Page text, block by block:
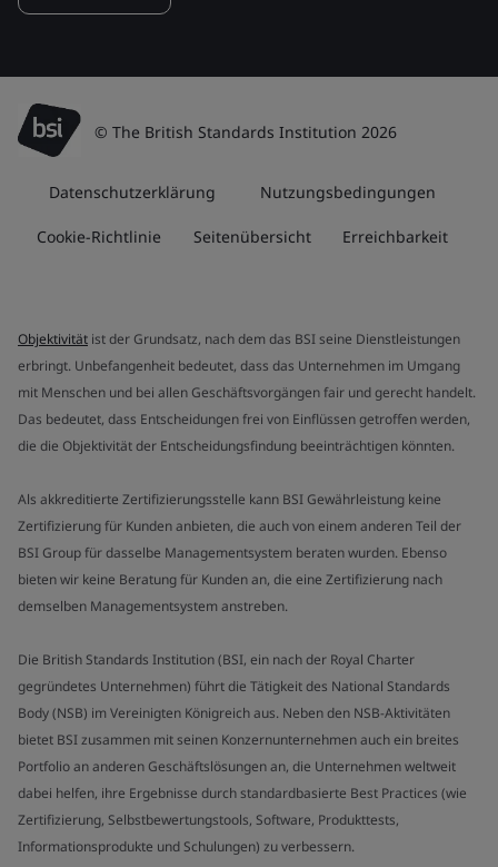
© The British Standards Institution 2026
Datenschutzerklärung Nutzungsbedingungen
Cookie-Richtlinie Seitenübersicht Erreichbarkeit
Objektivität ist der Grundsatz, nach dem das BSI seine Dienstleistungen
erbringt. Unbefangenheit bedeutet, dass das Unternehmen im Umgang
mit Menschen und bei allen Geschäftsvorgängen fair und gerecht handelt.
Das bedeutet, dass Entscheidungen frei von Einflüssen getroffen werden,
die die Objektivität der Entscheidungsfindung beeinträchtigen könnten.
Als akkreditierte Zertifizierungsstelle kann BSI Gewährleistung keine
Zertifizierung für Kunden anbieten, die auch von einem anderen Teil der
BSI Group für dasselbe Managementsystem beraten wurden. Ebenso
bieten wir keine Beratung für Kunden an, die eine Zertifizierung nach
demselben Managementsystem anstreben.
Die British Standards Institution (BSI, ein nach der Royal Charter
gegründetes Unternehmen) führt die Tätigkeit des National Standards
Body (NSB) im Vereinigten Königreich aus. Neben den NSB-Aktivitäten
bietet BSI zusammen mit seinen Konzernunternehmen auch ein breites
Portfolio an anderen Geschäftslösungen an, die Unternehmen weltweit
dabei helfen, ihre Ergebnisse durch standardbasierte Best Practices (wie
Zertifizierung, Selbstbewertungstools, Software, Produkttests,
Informationsprodukte und Schulungen) zu verbessern.